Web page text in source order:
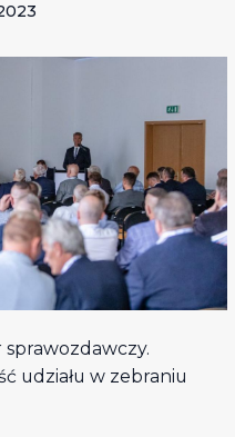
udziału w zebraniu